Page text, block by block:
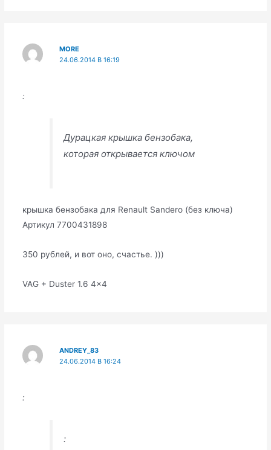
MORE
24.06.2014 В 16:19
:
Дурацкая крышка бензобака,
которая открывается ключом
крышка бензобака для Renault Sandero (без ключа)
Артикул 7700431898
350 рублей, и вот оно, счастье. )))
VAG + Duster 1.6 4×4
ANDREY_83
24.06.2014 В 16:24
:
: